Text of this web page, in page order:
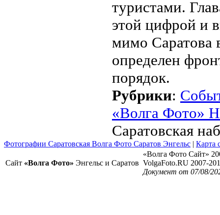
туристами.
этой цифрой и
мимо Саратова
определен
порядок.
Рубрики:
«Волга Фото»
Саратовская
Фотографии Саратовская Волга Фото Саратов Энгельс | Карта
Сайт «Волга Фото» Энгельс и Саратов
«Волга Фото Сайт»
VolgaFoto.RU 2007-
Документ от 07/08/